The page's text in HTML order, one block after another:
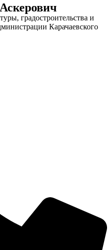
градостроительства и
Карачаевского